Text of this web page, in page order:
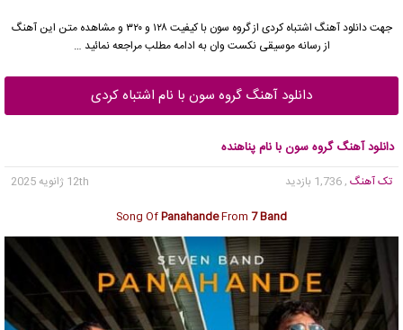
جهت دانلود آهنگ اشتباه کردی ازگروه سون
با کیفیت ۱۲۸ و ۳۲۰ و مشاهده متن این آهنگ
از رسانه موسیقی نکست وان به ادامه مطلب مراجعه نمائید …
دانلود آهنگ گروه سون با نام اشتباه کردی
دانلود آهنگ گروه سون با نام پناهنده
تک آهنگ , 1,736 بازدید
12th ژانویه 2025
Song OfPanahandeFrom 7 Band